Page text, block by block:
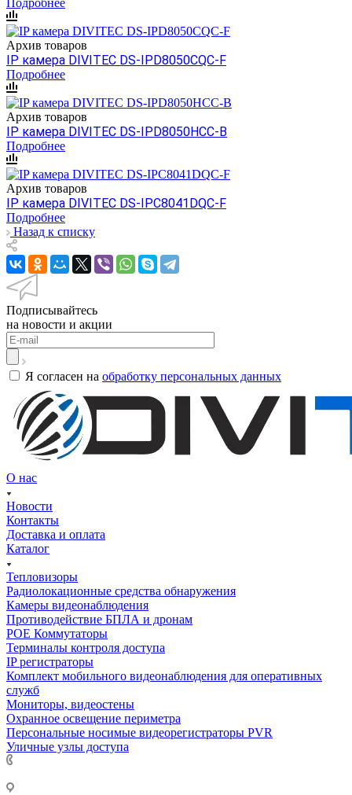
Архив товаров
IP камера DIVITEC DS-IPD8050CQC-F
Подробнее
Архив товаров
IP камера DIVITEC DS-IPD8050HCC-B
Подробнее
Архив товаров
IP камера DIVITEC DS-IPC8041DQC-F
Подробнее
Назад к списку
Подписывайтесь
на новости и акции
Я согласен на обработку персональных данных
О нас
Новости
Контакты
Доставка и оплата
Каталог
Тепловизоры
Радиолокационные средства обнаружения
Камеры видеонаблюдения
Противодействие БПЛА и дронам
РОЕ Коммутаторы
Терминалы контроля доступа
IP регистраторы
Комплект мобильного видеонаблюдения для оперативных
служб
Мониторы, видеостены
Охранное освещение периметра
Персональные носимые видеорегистраторы PVR
Уличные узлы доступа